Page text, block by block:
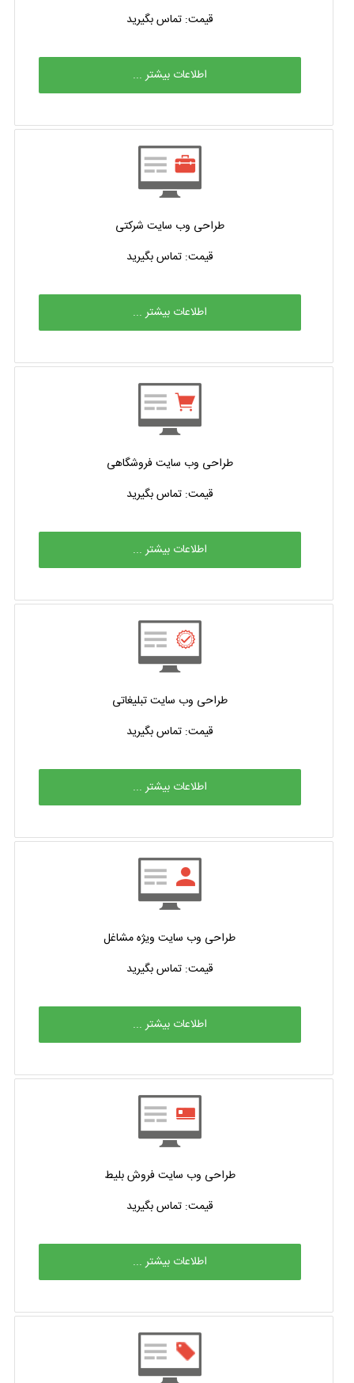
قیمت: تماس بگیرید
اطلاعات بیشتر ...
طراحی وب سایت شرکتی
قیمت: تماس بگیرید
اطلاعات بیشتر ...
طراحی وب سایت فروشگاهی
قیمت: تماس بگیرید
اطلاعات بیشتر ...
طراحی وب سایت تبلیغاتی
قیمت: تماس بگیرید
اطلاعات بیشتر ...
طراحی وب سایت ویژه مشاغل
قیمت: تماس بگیرید
اطلاعات بیشتر ...
طراحی وب سایت فروش بلیط
قیمت: تماس بگیرید
اطلاعات بیشتر ...